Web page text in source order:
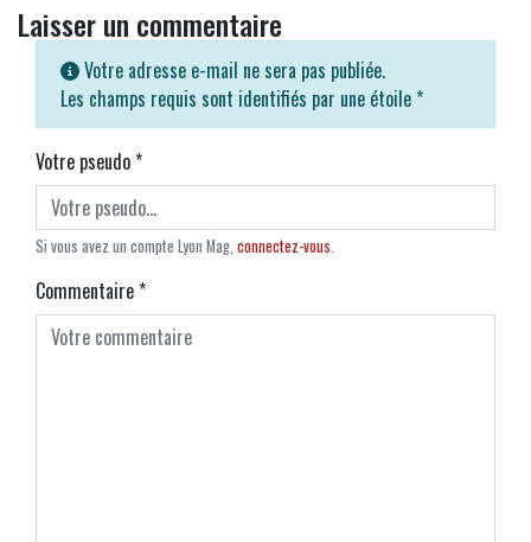
Laisser un commentaire
Votre adresse e-mail ne sera pas publiée.
Les champs requis sont identifiés par une étoile *
Votre pseudo*
Si vous avez un compte Lyon Mag, connectez-vous
Commentaire*